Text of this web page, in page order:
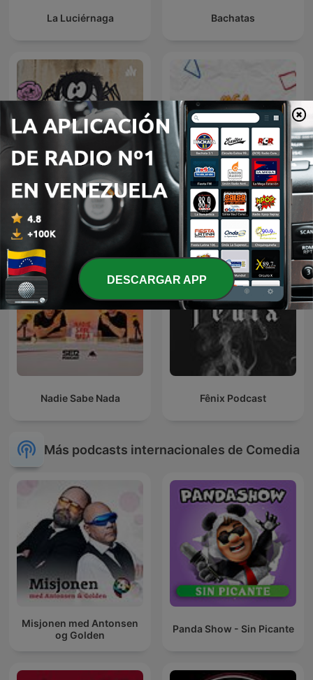
La Luciérnaga Bachatas
Chistes Mga Kwentong Burnout
Nadie Sabe Nada Fênix Podcast
Más podcasts internacionales de Comedia
Misjonen med Antonsen
og Golden
Panda Show - Sin Picante
DESCARGAR APP